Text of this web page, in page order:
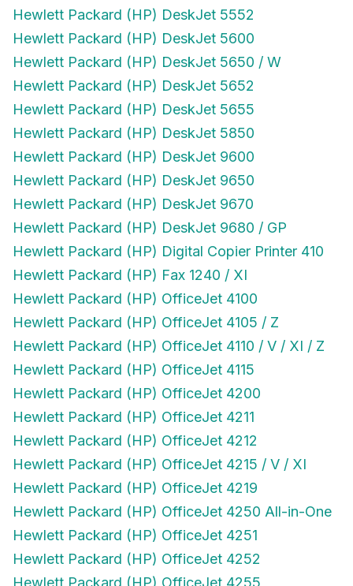
Hewlett Packard (HP) DeskJet 5552
Hewlett Packard (HP) DeskJet 5600
Hewlett Packard (HP) DeskJet 5650 / W
Hewlett Packard (HP) DeskJet 5652
Hewlett Packard (HP) DeskJet 5655
Hewlett Packard (HP) DeskJet 5850
Hewlett Packard (HP) DeskJet 9600
Hewlett Packard (HP) DeskJet 9650
Hewlett Packard (HP) DeskJet 9670
Hewlett Packard (HP) DeskJet 9680 / GP
Hewlett Packard (HP) Digital Copier Printer 410
Hewlett Packard (HP) Fax 1240 / XI
Hewlett Packard (HP) OfficeJet 4100
Hewlett Packard (HP) OfficeJet 4105 / Z
Hewlett Packard (HP) OfficeJet 4110 / V / XI / Z
Hewlett Packard (HP) OfficeJet 4115
Hewlett Packard (HP) OfficeJet 4200
Hewlett Packard (HP) OfficeJet 4211
Hewlett Packard (HP) OfficeJet 4212
Hewlett Packard (HP) OfficeJet 4215 / V / XI
Hewlett Packard (HP) OfficeJet 4219
Hewlett Packard (HP) OfficeJet 4250 All-in-One
Hewlett Packard (HP) OfficeJet 4251
Hewlett Packard (HP) OfficeJet 4252
Hewlett Packard (HP) OfficeJet 4255